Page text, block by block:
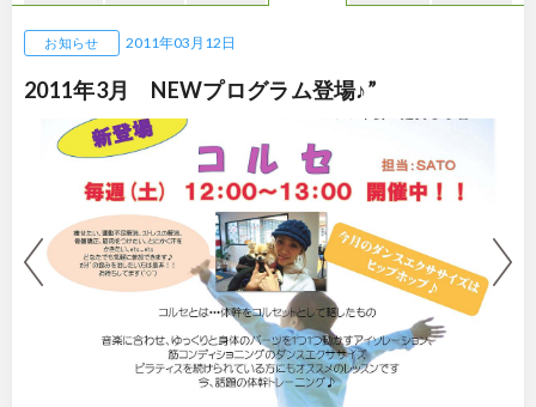
お知らせ 2011年03月12日
2011年3月 NEWプログラム登場♪”